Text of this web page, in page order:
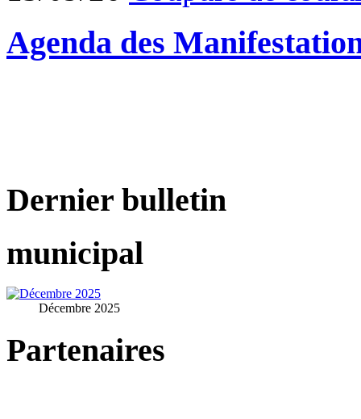
Agenda des
Dernier bulletin
municipal
Décembre 2025
Partenaires